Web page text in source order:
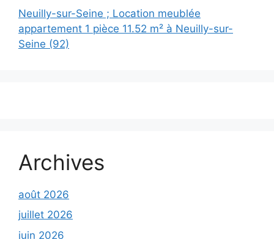
Neuilly-sur-Seine ; Location meublée
appartement 1 pièce 11.52 m² à Neuilly-sur-
Seine (92)
Archives
août 2026
juillet 2026
juin 2026